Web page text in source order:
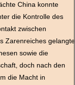
China konnte
die Kontrolle des
zwischen
Zarenreiches gelangte
sowie die
doch nach den
die Macht in